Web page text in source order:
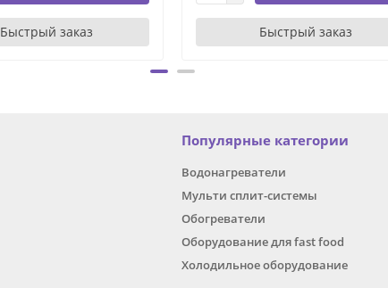
Быстрый заказ Быстрый заказ
Популярные категории
Водонагреватели
Мульти сплит-системы
Обогреватели
Оборудование для fast food
Холодильное оборудование